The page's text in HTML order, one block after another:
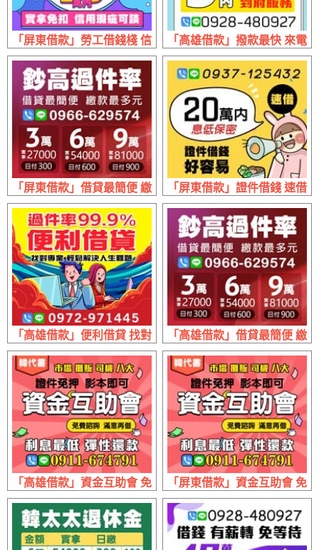
「屏東借款」勞工借錢棧 信用瑕疵可談 | 20萬內 專案優惠降
「高雄借款」撥款最快 來電
「屏東借款」借貸最簡便 繳款最多元 | 3萬日付300實拿27000
「屏東借款」證件借錢 速借
「高雄借款」便利借貸 找對專業 | 輕鬆解決人生難題
「高雄借款」借貸最簡便 繳
「高雄借款」資金互助會 免費諮詢 | 滿意再借 證件免押影本
「屏東借款」資金互助會 免